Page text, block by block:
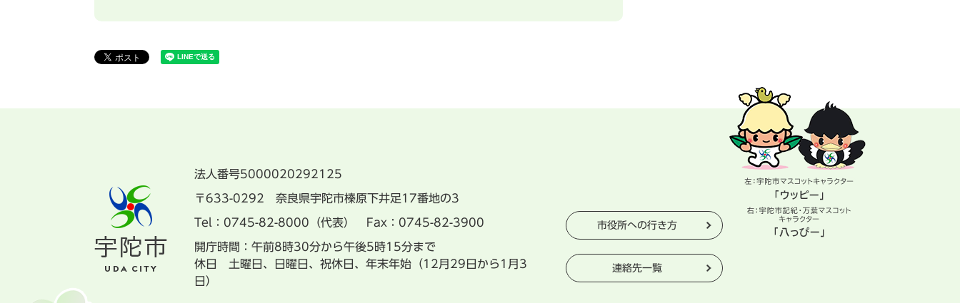
法人番号5000020292125
〒633-0292 奈良県宇陀市榛原下井足17番地の3
Tel：0745-82-8000（代表） Fax：0745-82-3900
開庁時間：午前8時30分から午後5時15分まで
休日 土曜日、日曜日、祝休日、年末年始（12月29日から1月3
日）
市役所への行き方
連絡先一覧